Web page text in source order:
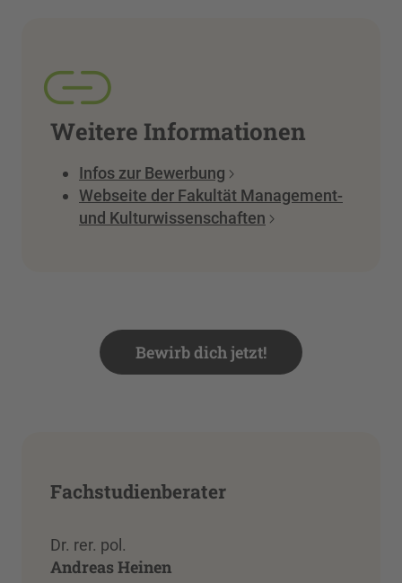
Weitere Informationen
Infos zur Bewerbung
Webseite der Fakultät Management-
und Kulturwissenschaften
Bewirb dich jetzt!
Fachstudienberater
Dr. rer. pol.
Andreas Heinen